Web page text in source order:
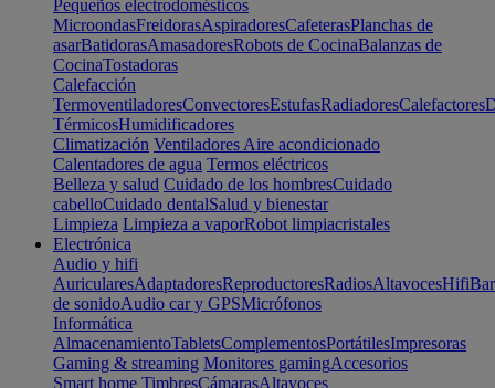
Pequeños electrodomésticos
MicroondasFreidorasAspiradoresCafeterasPlanchas de
asarBatidorasAmasadoresRobots de CocinaBalanzas de
CocinaTostadoras
Calefacción
TermoventiladoresConvectoresEstufasRadiadoresCalefactores
TérmicosHumidificadores
Climatización Ventiladores Aire acondicionado
Calentadores de agua Termos eléctricos
Belleza y salud Cuidado de los hombresCuidado
cabelloCuidado dentalSalud y bienestar
Limpieza Limpieza a vaporRobot limpiacristales
Electrónica
Audio y hifi
AuricularesAdaptadoresReproductoresRadiosAltavocesHifi
de sonidoAudio car y GPSMicrófonos
Informática
AlmacenamientoTabletsComplementosPortátilesImpresoras
Gaming & streaming Monitores gamingAccesorios
Smart home TimbresCámarasAltavoces